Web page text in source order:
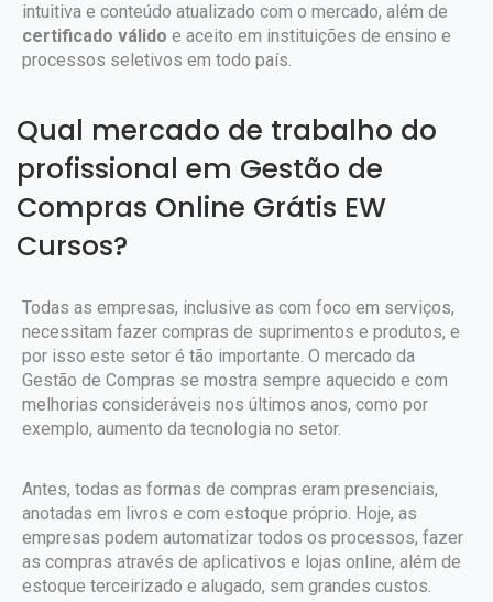
intuitiva e conteúdo atualizado com o mercado, além de
certificado válido e aceito em instituições de ensino e
processos seletivos em todo país.
Qual mercado de trabalho do
profissional em Gestão de
Compras Online Grátis EW
Cursos?
Todas as empresas, inclusive as com foco em serviços,
necessitam fazer compras de suprimentos e produtos, e
por isso este setor é tão importante. O mercado da
Gestão de Compras se mostra sempre aquecido e com
melhorias consideráveis nos últimos anos, como por
exemplo, aumento da tecnologia no setor.
Antes, todas as formas de compras eram presenciais,
anotadas em livros e com estoque próprio. Hoje, as
empresas podem automatizar todos os processos, fazer
as compras através de aplicativos e lojas online, além de
estoque terceirizado e alugado, sem grandes custos.